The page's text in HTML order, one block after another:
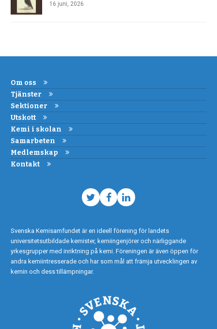
16 juni, 2026
Om oss
Tjänster
Sektioner
Utskott
Kemi i skolan
Samarbeten
Medlemskap
Kontakt
TwitterFacebook
LinkedIn
Svenska Kemisamfundet är en ideell förening för landets
universitetsutbildade kemister, kemiingenjörer och närliggande
yrkesgrupper med inriktning på kemi. Föreningen är även öppen för
andra kemiintresserade och har som mål att främja utvecklingen av
kemin och dess tillämpningar.